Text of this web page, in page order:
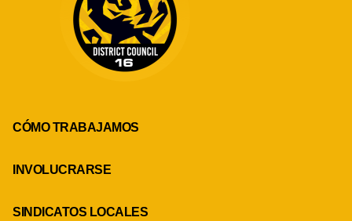
CÓMO TRABAJAMOS
INVOLUCRARSE
SINDICATOS LOCALES